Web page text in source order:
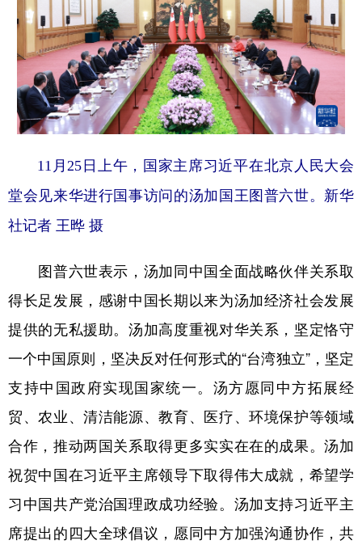
11月25日上午，国家主席习近平在北京人民大会
堂会见来华进行国事访问的汤加国王图普六世。 新华
社记者 王晔 摄
图普六世表示，汤加同中国全面战略伙伴关系取
得长足发展，感谢中国长期以来为汤加经济社会发展
提供的无私援助。汤加高度重视对华关系，坚定恪守
一个中国原则，坚决反对任何形式的“台湾独立”，坚定
支持中国政府实现国家统一。汤方愿同中方拓展经
贸、农业、清洁能源、教育、医疗、环境保护等领域
合作，推动两国关系取得更多实实在在的成果。汤加
祝贺中国在习近平主席领导下取得伟大成就，希望学
习中国共产党治国理政成功经验。汤加支持习近平主
席提出的四大全球倡议，愿同中方加强沟通协作，共